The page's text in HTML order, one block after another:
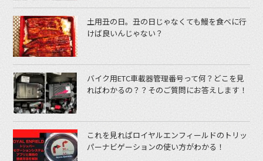
土用丑の日。丑の日じゃなくても鰻を食べに行
けば良いんじゃない？
バイク用ETC車載器管理番号って何？どこを見
ればわかるの？？そのご質問にお答えします！
これを見ればロイヤルエンフィールドのトリッ
パーナビゲーションの使い方がわかる！